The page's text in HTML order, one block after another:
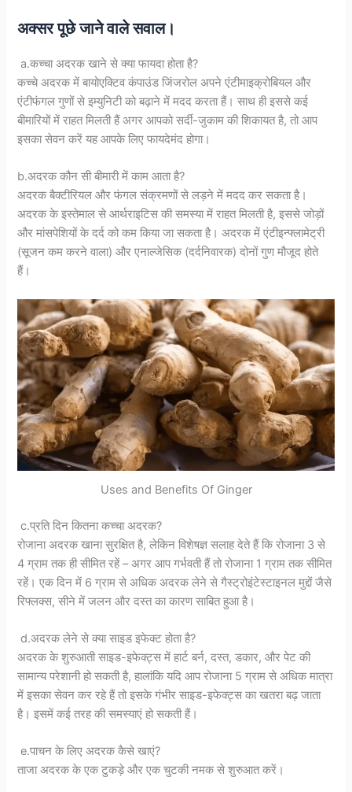
अक्सर पूछे जाने वाले सवाल।
a.कच्चा अदरक खाने से क्या फायदा होता है?
कच्चे अदरक में बायोएक्टिव कंपाउंड जिंजरोल अपने एंटीमाइक्रोबियल और
एंटीफंगल गुणों से इम्युनिटी को बढ़ाने में मदद करता हैं। साथ ही इससे कई
बीमारियों में राहत मिलती हैं अगर आपको सर्दी-जुकाम की शिकायत है, तो आप
इसका सेवन करें यह आपके लिए फायदेमंद होगा।
b.अदरक कौन सी बीमारी में काम आता है?
अदरक बैक्टीरियल और फंगल संक्रमणों से लड़ने में मदद कर सकता है।
अदरक के इस्तेमाल से आर्थराइ‍टिस की समस्या में राहत मिलती है, इससे जोड़ों
और मांसपेशियों के दर्द को कम किया जा सकता है। अदरक में एंटीइन्फ्लामेट्री
(सूजन कम करने वाला) और एनाल्जेसिक (दर्दनिवारक) दोनों गुण मौजूद होते
हैं।
Uses and Benefits Of Ginger
c.प्रति दिन कितना कच्चा अदरक?
रोजाना अदरक खाना सुरक्षित है, लेकिन विशेषज्ञ सलाह देते हैं कि रोजाना 3 से
4 ग्राम तक ही सीमित रहें – अगर आप गर्भवती हैं तो रोजाना 1 ग्राम तक सीमित
रहें। एक दिन में 6 ग्राम से अधिक अदरक लेने से गैस्ट्रोइंटेस्टाइनल मुद्दों जैसे
रिफ्लक्स, सीने में जलन और दस्त का कारण साबित हुआ है।
d.अदरक लेने से क्या साइड इफेक्ट होता है?
अदरक के शुरुआती साइड-इफेक्ट्स में हार्ट बर्न, दस्त, डकार, और पेट की
सामान्य परेशानी हो सकती है, हालांकि यदि आप रोजाना 5 ग्राम से अधिक मात्रा
में इसका सेवन कर रहे हैं तो इसके गंभीर साइड-इफेक्ट्स का खतरा बढ़ जाता
है। इसमें कई तरह की समस्याएं हो सकती हैं।
e.पाचन के लिए अदरक कैसे खाएं?
ताजा अदरक के एक टुकड़े और एक चुटकी नमक से शुरुआत करें।